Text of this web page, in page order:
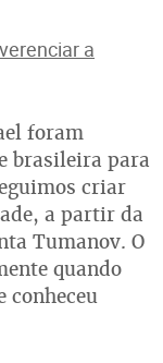
a
foram
brasileira para
criar
a partir da
Tumanov. O
quando
conheceu